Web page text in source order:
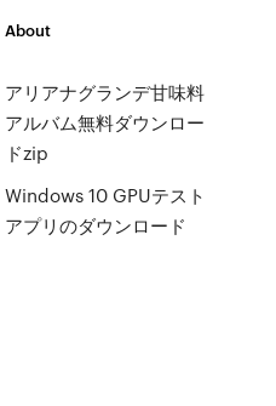
About
アリアナグランデ甘味料
アルバム無料ダウンロー
ドzip
Windows 10 GPUテスト
アプリのダウンロード